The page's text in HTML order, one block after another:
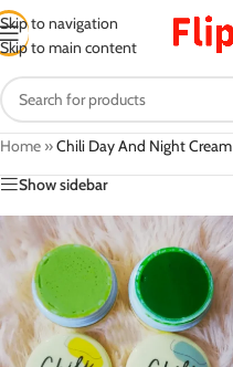
Skip to navigation
Skip to main content
Home »Chili Day And Night Cream
Show sidebar